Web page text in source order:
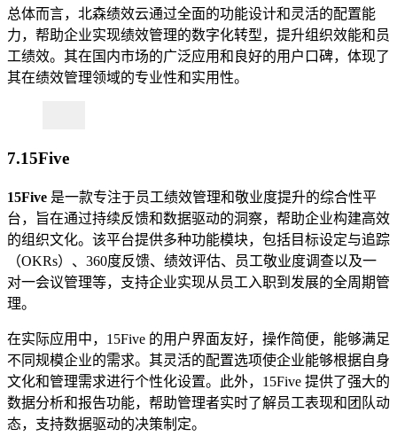
总体而言，北森绩效云通过全面的功能设计和灵活的配置能
力，帮助企业实现绩效管理的数字化转型，提升组织效能和员
工绩效。其在国内市场的广泛应用和良好的用户口碑，体现了
其在绩效管理领域的专业性和实用性。
7.15Five
15Five 是一款专注于员工绩效管理和敬业度提升的综合性平
台，旨在通过持续反馈和数据驱动的洞察，帮助企业构建高效
的组织文化。该平台提供多种功能模块，包括目标设定与追踪
（OKRs）、360度反馈、绩效评估、员工敬业度调查以及一
对一会议管理等，支持企业实现从员工入职到发展的全周期管
理。
在实际应用中，15Five 的用户界面友好，操作简便，能够满足
不同规模企业的需求。其灵活的配置选项使企业能够根据自身
文化和管理需求进行个性化设置。此外，15Five 提供了强大的
数据分析和报告功能，帮助管理者实时了解员工表现和团队动
态，支持数据驱动的决策制定。